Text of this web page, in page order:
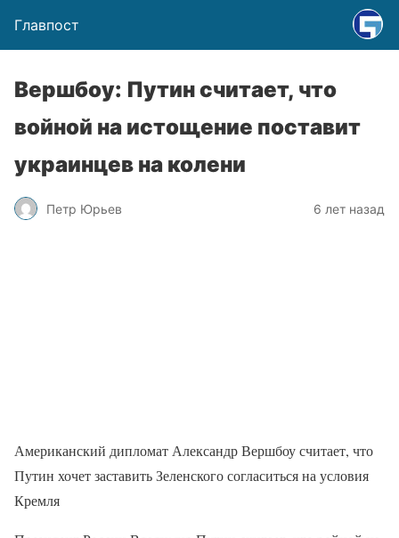
Главпост
Вершбоу: Путин считает, что
войной на истощение поставит
украинцев на колени
Петр Юрьев 6 лет назад
Американский дипломат Александр Вершбоу считает, что
Путин хочет заставить Зеленского согласиться на условия
Кремля